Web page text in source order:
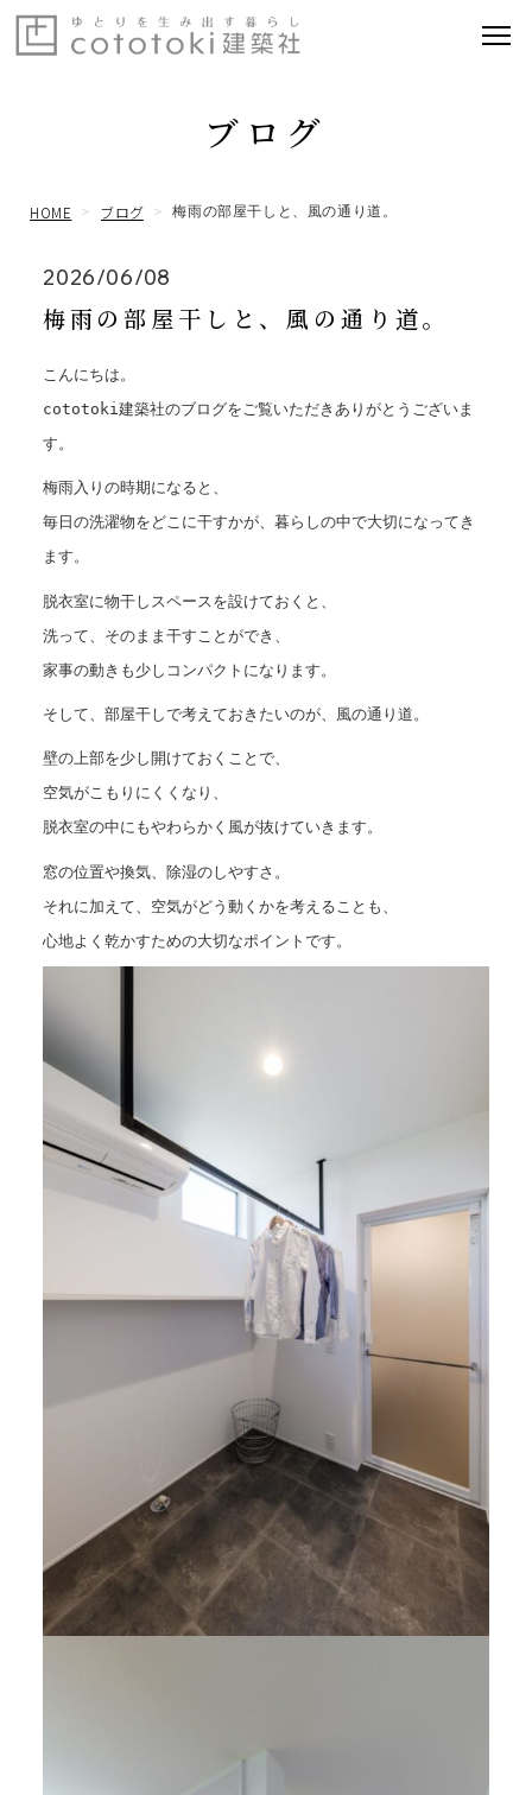
ブログ
HOME ブログ 梅雨の部屋干しと、風の通り道。
2026/06/08
梅雨の部屋干しと、風の通り道。
こんにちは。
cototoki建築社のブログをご覧いただきありがとうございま
す。
梅雨入りの時期になると、
毎日の洗濯物をどこに干すかが、暮らしの中で大切になってき
ます。
脱衣室に物干しスペースを設けておくと、
洗って、そのまま干すことができ、
家事の動きも少しコンパクトになります。
そして、部屋干しで考えておきたいのが、風の通り道。
壁の上部を少し開けておくことで、
空気がこもりにくくなり、
脱衣室の中にもやわらかく風が抜けていきます。
窓の位置や換気、除湿のしやすさ。
それに加えて、空気がどう動くかを考えることも、
心地よく乾かすための大切なポイントです。